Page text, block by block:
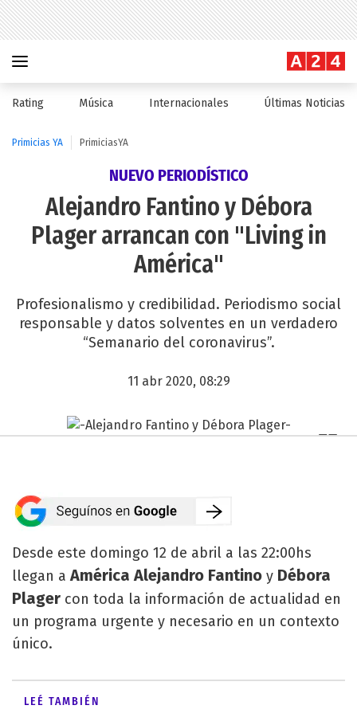
Rating Música Internacionales Últimas Noticias
Primicias YA PrimiciasYA
NUEVO PERIODÍSTICO
Alejandro Fantino y Débora
Plager arrancan con "Living in
América"
Profesionalismo y credibilidad. Periodismo social
responsable y datos solventes en un verdadero
“Semanario del coronavirus”.
11 abr 2020, 08:29
Desde este domingo 12 de abril a las 22:00hs
llegan aAmérica Alejandro Fantino y Débora
Plager con toda la información de actualidad en
un programa urgente y necesario en un contexto
único.
LEÉ TAMBIÉN